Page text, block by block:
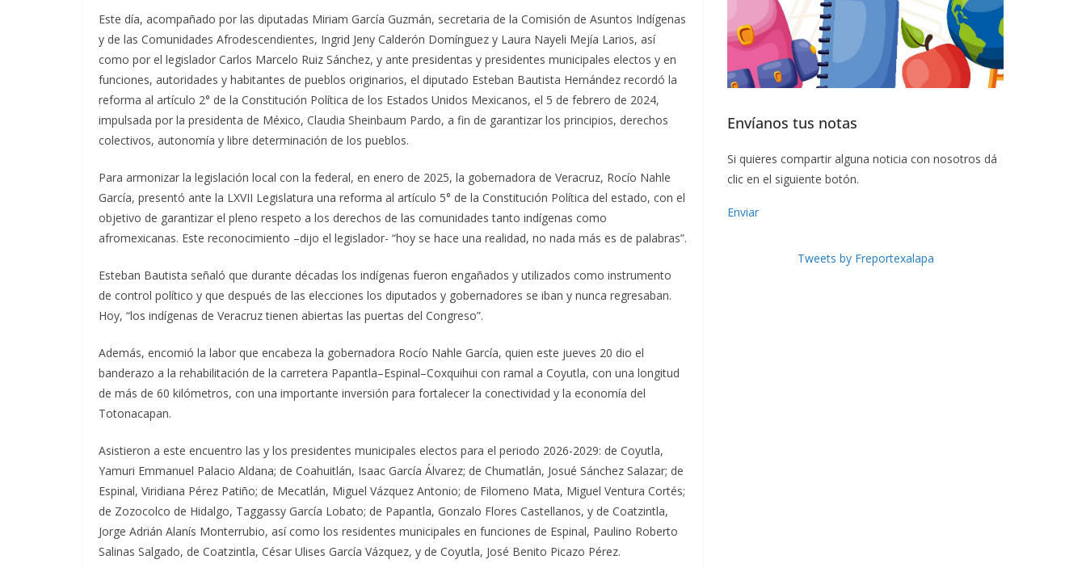
Este día, acompañado por las diputadas Miriam García Guzmán, secretaria de la Comisión de Asuntos Indígenas
y de las Comunidades Afrodescendientes, Ingrid Jeny Calderón Domínguez y Laura Nayeli Mejía Larios, así
como por el legislador Carlos Marcelo Ruiz Sánchez, y ante presidentas y presidentes municipales electos y en
funciones, autoridades y habitantes de pueblos originarios, el diputado Esteban Bautista Hernández recordó la
reforma al artículo 2° de la Constitución Política de los Estados Unidos Mexicanos, el 5 de febrero de 2024,
impulsada por la presidenta de México, Claudia Sheinbaum Pardo, a fin de garantizar los principios, derechos
colectivos, autonomía y libre determinación de los pueblos.
Para armonizar la legislación local con la federal, en enero de 2025, la gobernadora de Veracruz, Rocío Nahle
García, presentó ante la LXVII Legislatura una reforma al artículo 5° de la Constitución Política del estado, con el
objetivo de garantizar el pleno respeto a los derechos de las comunidades tanto indígenas como
afromexicanas. Este reconocimiento –dijo el legislador- “hoy se hace una realidad, no nada más es de palabras”.
Esteban Bautista señaló que durante décadas los indígenas fueron engañados y utilizados como instrumento
de control político y que después de las elecciones los diputados y gobernadores se iban y nunca regresaban.
Hoy, “los indígenas de Veracruz tienen abiertas las puertas del Congreso”.
Además, encomió la labor que encabeza la gobernadora Rocío Nahle García, quien este jueves 20 dio el
banderazo a la rehabilitación de la carretera Papantla–Espinal–Coxquihui con ramal a Coyutla, con una longitud
de más de 60 kilómetros, con una importante inversión para fortalecer la conectividad y la economía del
Totonacapan.
Asistieron a este encuentro las y los presidentes municipales electos para el periodo 2026-2029: de Coyutla,
Yamuri Emmanuel Palacio Aldana; de Coahuitlán, Isaac García Álvarez; de Chumatlán, Josué Sánchez Salazar; de
Espinal, Viridiana Pérez Patiño; de Mecatlán, Miguel Vázquez Antonio; de Filomeno Mata, Miguel Ventura Cortés;
de Zozocolco de Hidalgo, Taggassy García Lobato; de Papantla, Gonzalo Flores Castellanos, y de Coatzintla,
Jorge Adrián Alanís Monterrubio, así como los residentes municipales en funciones de Espinal, Paulino Roberto
Salinas Salgado, de Coatzintla, César Ulises García Vázquez, y de Coyutla, José Benito Picazo Pérez.
Envíanos tus notas
Si quieres compartir alguna noticia con nosotros dá
clic en el siguiente botón.
Enviar
Tweets by Freportexalapa